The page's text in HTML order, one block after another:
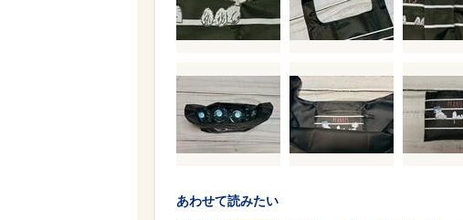
あわせて読みたい